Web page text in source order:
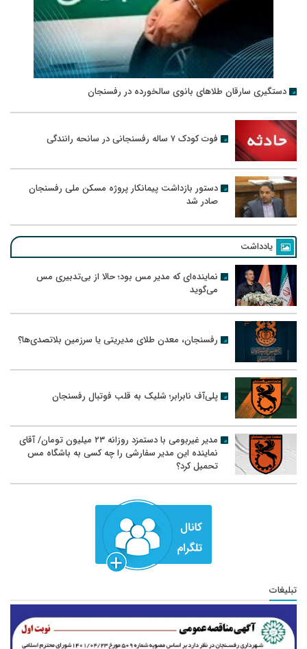
دستگیری سارقان طلاهای بانوی سالخورده در رفسنجان
فوت کودک ۷ ساله رفسنجانی در سانحه رانندگی
دستور بازداشت پیمانکار پروژه مسکن ملی رفسنجان
صادر شد
یادداشت
نماینده‌ای که مدیر مس بود؛ حالا از بی‌تدبیری مس
می‌گوید
رفسنجان، معدن طلای مدیریتی یا سرزمین بلاتصدی‌ها؟
پلی‌آف نابرابر؛ شلیک به قلب فوتبال رفسنجان
مدیر غیربومی با دستمزد روزانه ۲۳ میلیون تومان/ آقای
نماینده این مدیر سفارشی را چه کسی به باشگاه مس
تحمیل کرد؟
تبلیغات